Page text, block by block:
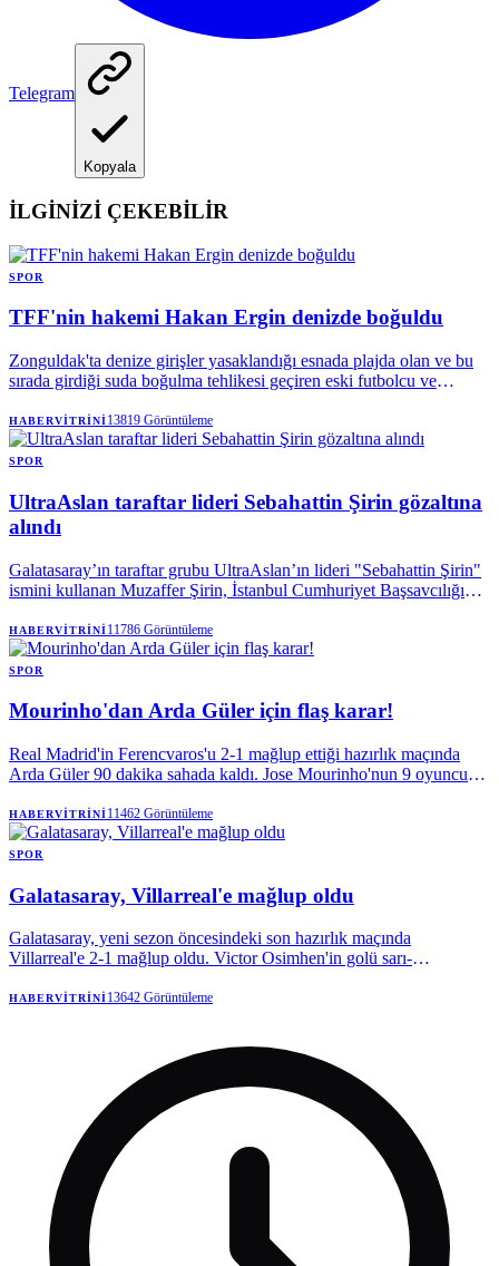
Telegram
Kopyala
İLGİNİZİ ÇEKEBİLİR
SPOR
TFF'nin hakemi Hakan Ergin denizde boğuldu
Zonguldak'ta denize girişler yasaklandığı esnada plajda olan ve bu
sırada girdiği suda boğulma tehlikesi geçiren eski futbolcu ve
HABERVITRINI13819 Görüntüleme
SPOR
UltraAslan taraftar lideri Sebahattin Şirin gözaltına
alındı
Galatasaray’ın taraftar grubu UltraAslan’ın lideri "Sebahattin Şirin"
ismini kullanan Muzaffer Şirin, İstanbul Cumhuriyet Başsavcılığı
alenen yayma ve uyuşturucu kullanma suçlardan gözaltına alındı.
Şirin, dün Adalet Bakanı Akın Gürlek’e seslendiği paylaşımla
gündem olmuştu.
HABERVITRINI11786 Görüntüleme
SPOR
Mourinho'dan Arda Güler için flaş karar!
Real Madrid'in Ferencvaros'u 2-1 mağlup ettiği hazırlık maçında
Arda Güler 90 dakika sahada kaldı. Jose Mourinho'nun 9 oyuncu
çekerken, yeni transfer Bernardo Silva'dan Arda'ya övgü yağdı.
HABERVITRINI11462 Görüntüleme
SPOR
Galatasaray, Villarreal'e mağlup oldu
Galatasaray, yeni sezon öncesindeki son hazırlık maçında
Villarreal'e 2-1 mağlup oldu. Victor Osimhen'in golü sarı-
ve tribünlerden yükselen transfer tepkisi karşılaşmaya damga vurdu.
HABERVITRINI13642 Görüntüleme